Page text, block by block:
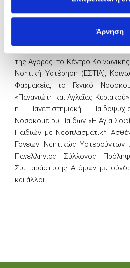
Άρνηση
παράγοντα για την επιτυχία της.
Ενδεικτικά αναφέρουμε
της Αγοράς: το Κέντρο
Νοητική Υστέρηση (ΕΣΤΙΑ),
Φαρμακεία, το Γενικό
«Παναγιώτη και Αγλαΐας
η Πανεπιστημιακή
Νοσοκομείου Παίδων «Η Αγία
Παιδιών με Νεοπλασματική
Γονέων Νοητικώς
Πανελλήνιος Σύλλογος
Συμπαράστασης Ατόμων με
και άλλοι.